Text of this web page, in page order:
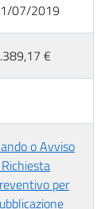
07/2019
€
o Avviso
per